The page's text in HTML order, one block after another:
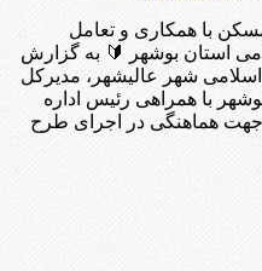
با همکاری و تعامل
استان بوشهر 🔰 به گزارش
شهر عالیشهر، مدیرکل
با همراهی رئیس اداره
جهت هماهنگی در اجرای طرح